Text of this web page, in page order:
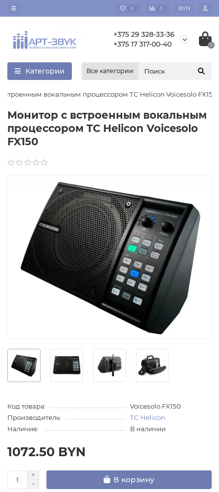
0 0 BYN
+375 29 328-33-36
+375 17 317-00-40
0
Категории Все категории
вокальным процессором TC Helicon Voicesolo FX150
Монитор с встроенным вокальным
процессором TC Helicon Voicesolo
FX150
Код товара:
Voicesolo FX150
Производитель:
TC Helicon
Наличие:
В наличии
1072.50 BYN
В корзину